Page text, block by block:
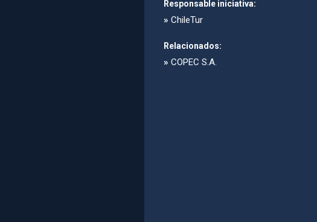
Responsable iniciativa:
» ChileTur
Relacionados:
» COPEC S.A.